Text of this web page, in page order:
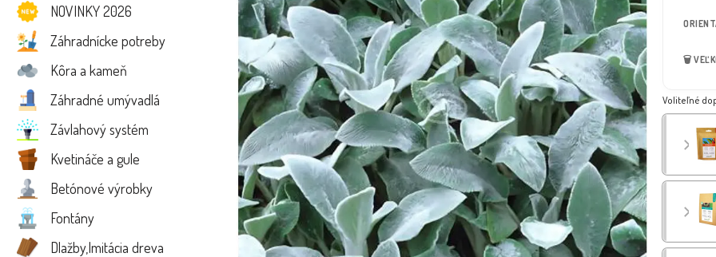
NOVINKY 2026
Záhradnícke potreby
Kôra a kameň
Záhradné umývadlá
Závlahový systém
Kvetináče a gule
Betónové výrobky
Fontány
Dlažby,Imitácia dreva
🗑️
Voliteľné